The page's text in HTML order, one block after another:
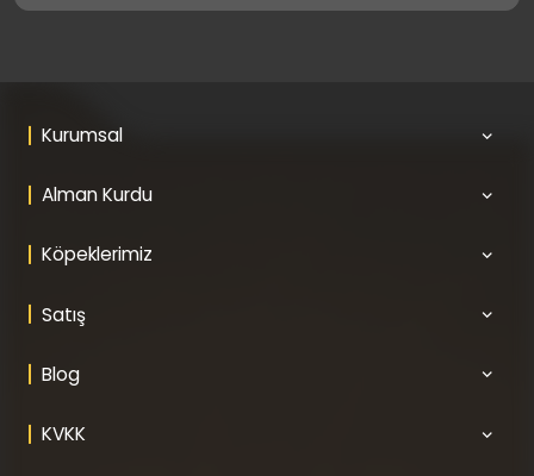
Kurumsal
Alman Kurdu
Köpeklerimiz
Satış
Blog
KVKK